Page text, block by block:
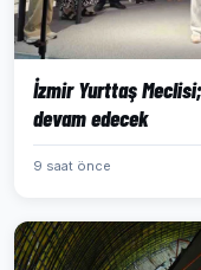
İzmir Yurttaş
devam edecek
9 saat önce